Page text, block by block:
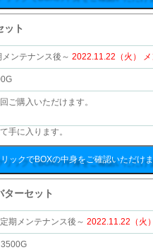
ット
ンテナンス後～ 2022.11.22（火）
ご購入いただけます。
手に入ります。
ックでBOXの中身をご確認いただけ
ターセット
期メンテナンス後～ 2022.11.22（火